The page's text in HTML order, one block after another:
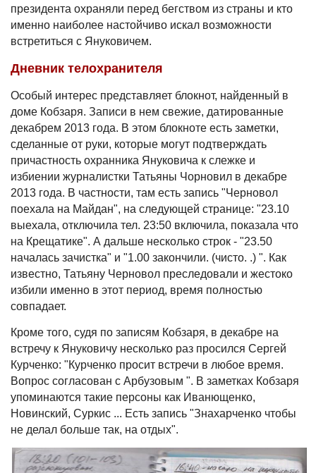
президента охраняли перед бегством из страны и кто
именно наиболее настойчиво искал возможности
встретиться с Януковичем.
Дневник телохранителя
Особый интерес представляет блокнот, найденный в
доме Кобзаря. Записи в нем свежие, датированные
декабрем 2013 года. В этом блокноте есть заметки,
сделанные от руки, которые могут подтверждать
причастность охранника Януковича к слежке и
избиении журналистки Татьяны Чорновил в декабре
2013 года. В частности, там есть запись "Черновол
поехала на Майдан", на следующей странице: "23.10
выехала, отключила тел. 23:50 включила, показала что
на Крещатике". А дальше несколько строк - "23.50
началась зачистка" и "1.00 закончили. (чисто. .) ". Как
известно, Татьяну Черновол преследовали и жестоко
избили именно в этот период, время полностью
совпадает.
Кроме того, судя по записям Кобзаря, в декабре на
встречу к Януковичу несколько раз просился Сергей
Курченко: "Курченко просит встречи в любое время.
Вопрос согласован с Арбузовым ". В заметках Кобзаря
упоминаются такие персоны как Иванющенко,
Новинский, Суркис ... Есть запись "Знахарченко чтобы
не делал больше так, на отдых".